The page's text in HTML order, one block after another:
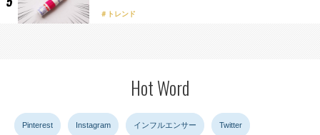
トレンド
Hot Word
Pinterest Instagram インフルエンサー Twitter